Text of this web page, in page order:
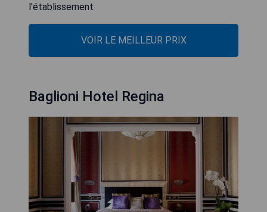
l'établissement
VOIR LE MEILLEUR PRIX
Baglioni Hotel Regina